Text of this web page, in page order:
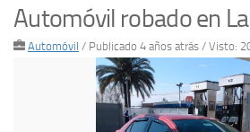
Automóvil robado en
Automóvil / Publicado 4 años atrás / Visto: